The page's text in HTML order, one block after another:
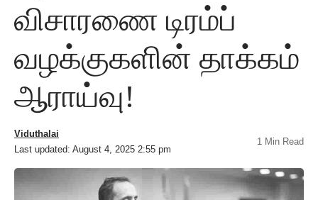
விசாரணை டிரம்ப்
வழக்குகளின் தாக்கம்
ஆராய்வு!
Last updated: August 4, 2025 2:55 pm
Viduthalai
1 Min Read